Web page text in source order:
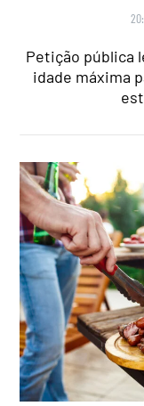
Petição pública
idade máxima